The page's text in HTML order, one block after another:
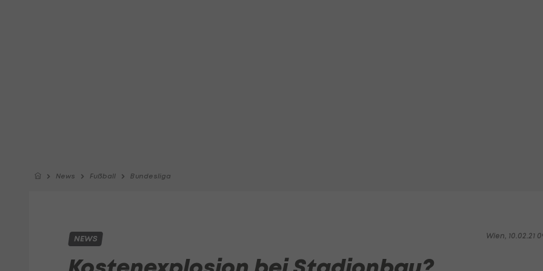
News Fußball Bundesliga
Wien, 10.02.21
NEWS